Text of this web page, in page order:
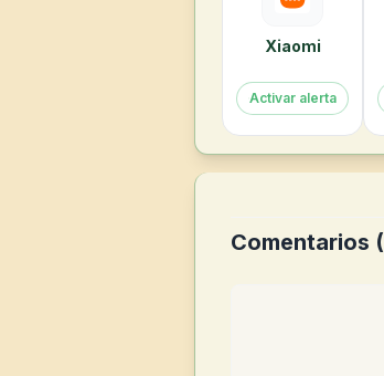
Xiaomi
Activar alerta
Comentarios (